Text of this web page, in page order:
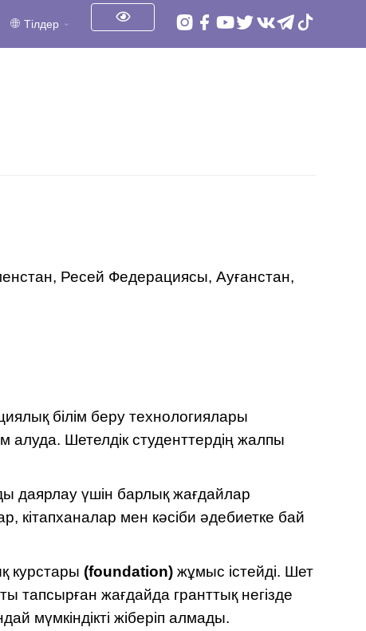
Тілдер
Ресей Федерациясы, Ауғанстан,
білім беру технологиялары
алуда. Шетелдік студенттердің жалпы
даярлау үшін барлық жағдайлар
кітапханалар мен кәсіби әдебиетке бай
курстары (foundation) жұмыс істейді. Шет
тапсырған жағдайда гранттық негізде
мүмкіндікті жіберіп алмады.